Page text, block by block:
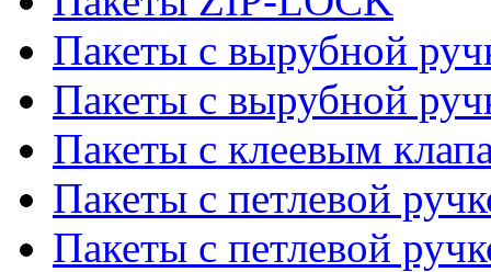
Пакеты с вырубной
Пакеты с вырубной
Пакеты с клеевым
Пакеты с петлевой
Пакеты с петлевой